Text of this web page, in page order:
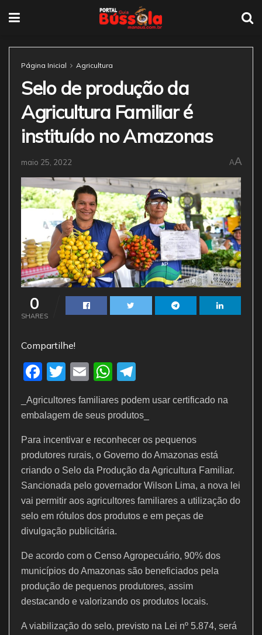
Página Inicial Agricultura
Selo de produção da
Agricultura Familiar é
instituído no Amazonas
maio 25, 2022 AA
0
SHARES
Compartilhe!
F
a
c
b
o
o
k
T
w
itt
E
m
ai
W
at
A
p
p
el
e
gr
a
m
_Agricultores familiares podem usar certificado na
embalagem de seus produtos_
Para incentivar e reconhecer os pequenos
produtores rurais, o Governo do Amazonas está
criando o Selo da Produção da Agricultura Familiar.
Sancionada pelo governador Wilson Lima, a nova lei
vai permitir aos agricultores familiares a utilização do
selo em rótulos dos produtos e em peças de
divulgação publicitária.
De acordo com o Censo Agropecuário, 90% dos
municípios do Amazonas são beneficiados pela
produção de pequenos produtores, assim
destacando e valorizando os produtos locais.
A viabilização do selo, previsto na Lei nº 5.874, será